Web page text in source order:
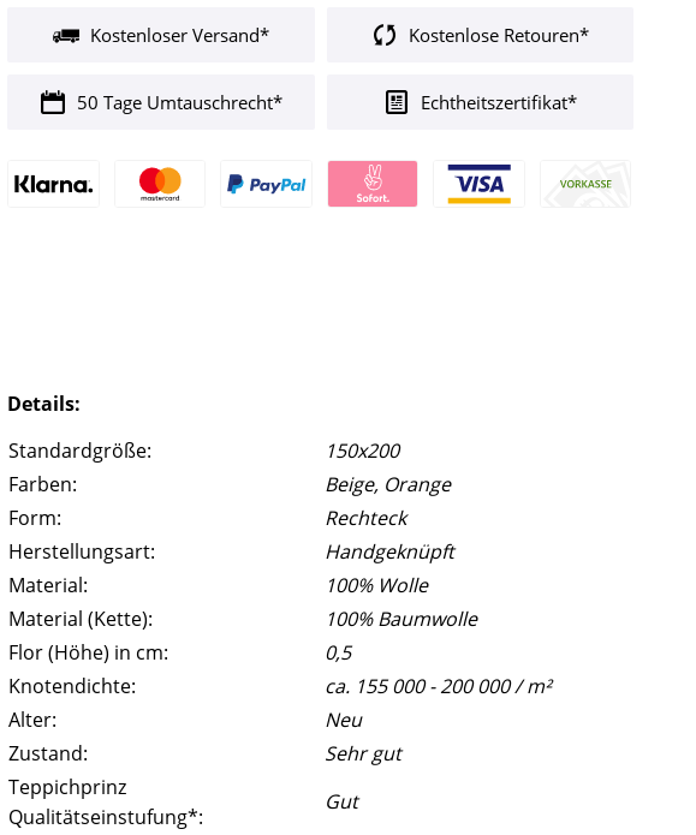
Kostenloser Versand* Kostenlose Retouren*
50 Tage Umtauschrecht* Echtheitszertifikat*
Details:
Standardgröße:
150x200
Farben:
Beige, Orange
Form:
Rechteck
Herstellungsart:
Handgeknüpft
Material:
100% Wolle
Material (Kette):
100% Baumwolle
Flor (Höhe) in cm:
0,5
Knotendichte:
ca. 155 000 - 200 000 / m²
Alter:
Neu
Zustand:
Sehr gut
Teppichprinz
Qualitätseinstufung*:
Gut